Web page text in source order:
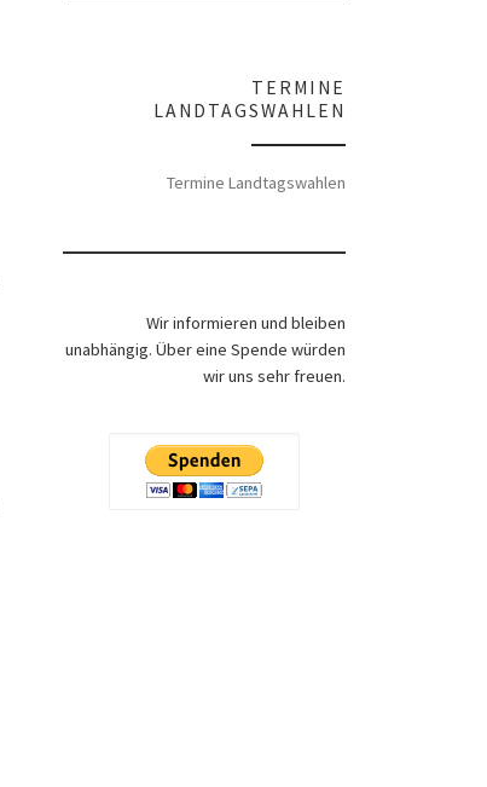
TERMINE
LANDTAGSWAHLEN
Termine Landtagswahlen
Wir informieren und bleiben
unabhängig. Über eine Spende würden
wir uns sehr freuen.